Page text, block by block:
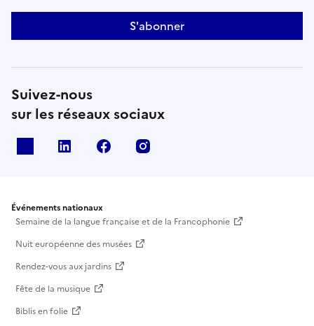
S'abonner
Suivez-nous
sur les réseaux sociaux
Linkedin Facebook
Événements nationaux
Semaine de la langue française et de la Francophonie
Nuit européenne des musées
Rendez-vous aux jardins
Fête de la musique
Biblis en folie